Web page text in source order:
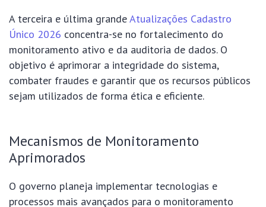
A terceira e última grandeAtualizações Cadastro
Único 2026 concentra-se no fortalecimento do
monitoramento ativo e da auditoria de dados. O
objetivo é aprimorar a integridade do sistema,
combater fraudes e garantir que os recursos públicos
sejam utilizados de forma ética e eficiente.
Mecanismos de Monitoramento
Aprimorados
O governo planeja implementar tecnologias e
processos mais avançados para o monitoramento